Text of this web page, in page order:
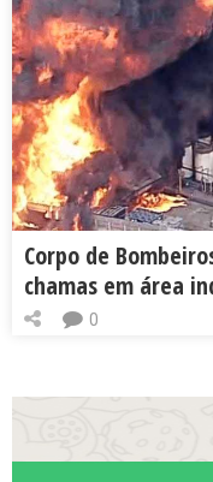
Corpo de
chamas em área
0